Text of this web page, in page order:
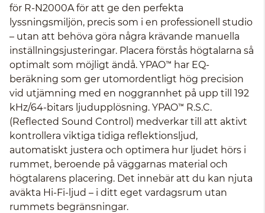
för R-N2000A för att ge den perfekta
lyssningsmiljön, precis som i en professionell studio
– utan att behöva göra några krävande manuella
inställningsjusteringar. Placera förstås högtalarna så
optimalt som möjligt ändå. YPAO™ har EQ-
beräkning som ger utomordentligt hög precision
vid utjämning med en noggrannhet på upp till 192
kHz/64-bitars ljudupplösning. YPAO™ R.S.C.
(Reflected Sound Control) medverkar till att aktivt
kontrollera viktiga tidiga reflektionsljud,
automatiskt justera och optimera hur ljudet hörs i
rummet, beroende på väggarnas material och
högtalarens placering. Det innebär att du kan njuta
aväkta Hi-Fi-ljud – i ditt eget vardagsrum utan
rummets begränsningar.